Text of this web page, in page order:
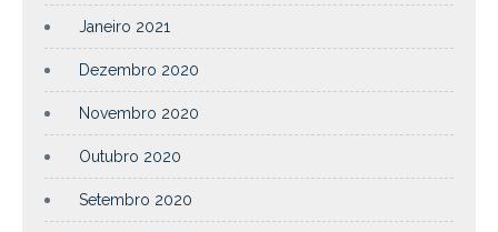
Janeiro 2021
Dezembro 2020
Novembro 2020
Outubro 2020
Setembro 2020